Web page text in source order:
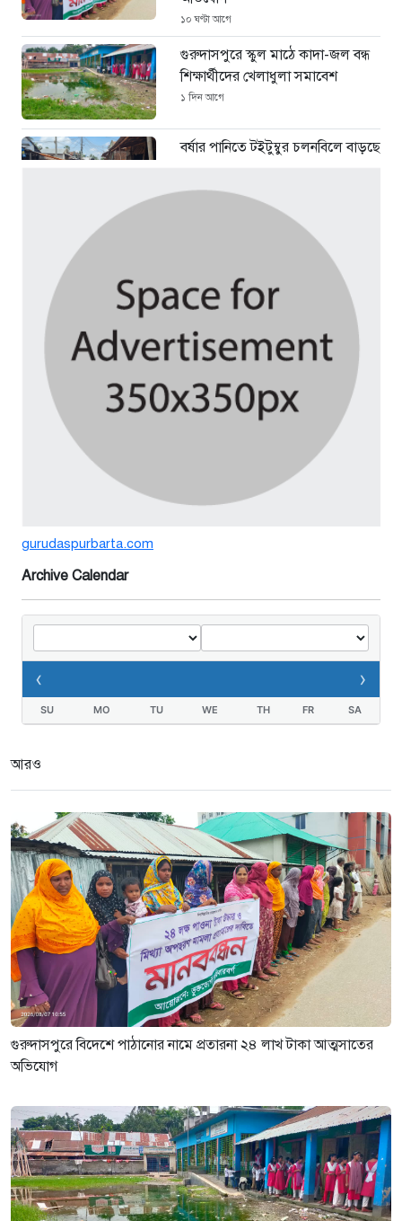
১০ ঘণ্টা আগে
গুরুদাসপুরে স্কুল মাঠে কাদা-জল বন্ধ
শিক্ষার্থীদের খেলাধুলা সমাবেশ
১ দিন আগে
বর্ষার পানিতে টইটুম্বুর চলনবিলে বাড়ছে
৪ দিন আগে
সিন্ডিকেটের কবজায় পাটের বাজার,
শঙ্কিত জীবন-অনিরাপদ ব্যবসা প্রতিষ্ঠান
নিরাপত্তা চেয়ে ব্যবসায়ীর সংবাদ
সম্মেলন
৫ দিন আগে
বর্ষার পানিতে টইটুম্বুর চলনবিলাঞ্চলে
বাড়ছে ডিঙি নৌকার চাহিদা
তথ্যবিভ্রাট সংবাদের প্রতিবাদে
নেতাকে দায়মুক্ত করতে এলাকাবাসীর
মানববন্ধন ও সংবাদ সম্মেলন
৩ সপ্তাহ আগে
gurudaspurbarta.com
Archive Calendar
‹ ›
SU MO TU WE TH FR SA
আরও
গুরুদাসপুরে বিদেশে পাঠানোর নামে প্রতারনা ২৪ লাখ টাকা আত্মসাতের
অভিযোগ